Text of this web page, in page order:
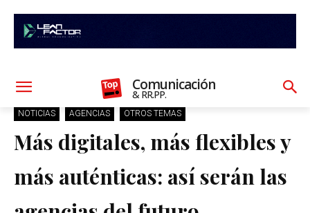
Comunicación
& RR.PP.
NOTICIAS AGENCIAS OTROS TEMAS
Más digitales, más flexibles y
más auténticas: así serán las